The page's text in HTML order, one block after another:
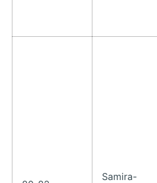
Samira-